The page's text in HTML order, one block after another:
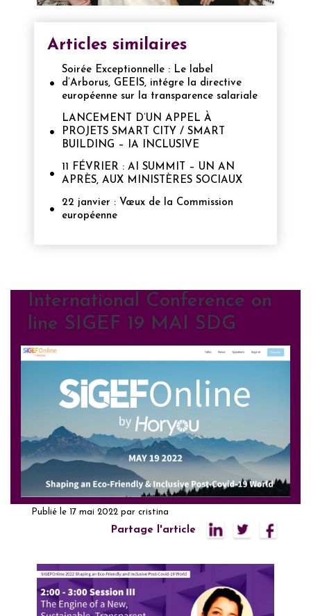
Articles similaires
Soirée Exceptionnelle : Le label
d’Arborus, GEEIS, intégre la directive
européenne sur la transparence salariale
LANCEMENT D’UN APPEL À
PROJETS SMART CITY / SMART
BUILDING – IA INCLUSIVE
11 FÉVRIER : AI SUMMIT – UN AN
APRÈS, AUX MINISTÈRES SOCIAUX
22 janvier : Vœux de la Commission
européenne
International Conference on
line SIGEF 19 MAI SDG
Publié le 17 mai 2022 par cristina
Partage l'article